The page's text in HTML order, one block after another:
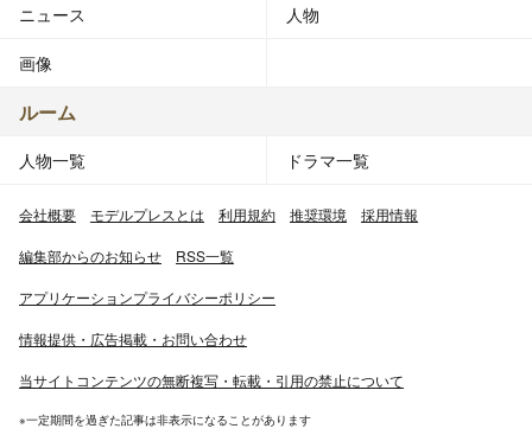
ニュース 人物
画像
ルーム
人物一覧 ドラマ一覧
会社概要 モデルプレスとは 利用規約 推奨環境 採用情報
編集部からのお知らせ RSS一覧
アプリケーションプライバシーポリシー
情報提供・広告掲載・お問い合わせ
当サイトコンテンツの無断複写・転載・引用の禁止について
※一定期間を過ぎた記事は非表示になることがあります